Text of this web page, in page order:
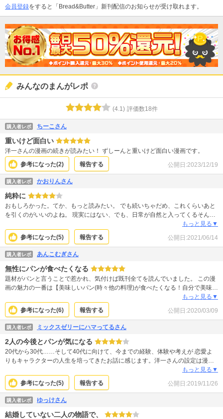
会員登録をすると「Bread&Butter」新刊配信のお知らせが受け取れます。
みんなのまんがレポ
(4.1) 評価数18件
購入者レポ ちーこさん
重いけど面白い
洋一さんの漫画の続きが読みたい！ ずしーんと重いけど面白い漫画です。
参考になった(2) 報告する 公開日:2023/12/19
購入者レポ かおりんさん
純粋に
おもしろかった。てか、もっと読みたい。 でも続いちゃだめ、これくらいあと
を引くのがいいのよね。 現実にはない、でも、日常が自然と入ってくるそんな
もっと見る▼
参考になった(5) 報告する 公開日:2021/06/14
購入者レポ あんこむぎさん
無性にパンが食べたくなる
題材がパンと言うことで惹かれ、気付けば既刊全てを読んでいました。 この漫
画の魅力の一番は【美味しいパン(時々他の料理)が食べたくなる！自分で美味し
い料理を作りたくなる！】だと私は思います。ここ最近SNSで美味しいパン屋
の情報を掴み、色々なパン屋を訪れる私にとっては、とても魅力的なパンばか
りでした。。。食べる事は本当に素敵な事だと実感してしまいます。 恋愛面に
関しては、主人公達の出会い方はいかにも漫画！と言う感じで現実味はあまり
無いのですが、その後の二人の進み方や関係性はリアルに近いものを感じま
す。また、周りの登場人物の恋愛、結婚模様に関しても様々に描かれており、
繰り返し読んでも飽きのこない作品でした。 パンが好き、食べる事が好きな方
は勿論、結婚が控えている、結婚をしたばかりで、ある種マイナスの悩みを持
もっと見る▼
参考になった(6) 報告する 公開日:2020/03/09
購入者レポ ミックスゼリーにハマってるさん
2人の今後とパンが気になる
20代から30代……そして40代に向けて、今までの経験、体験や考えが 恋愛よ
りもキャラクターの人生を培ってきたお話に感じます。洋一さんの設定は漫画
の世界だけど、パンやご飯を作る工程だったり、食べる環境だったり、人の気
持ちを大事にする事をリンクさせながらしっかりと描かれていて、共感したり
『なるほど～』と心に来るものがあります。 展開は早くないと思いますが、最
後まで読みたい作品です。 一緒に食べたいは大事ですね。
もっと見る▼
参考になった(5) 報告する 公開日:2019/11/26
購入者レポ ゆっけさん
結婚していない二人の物語で、